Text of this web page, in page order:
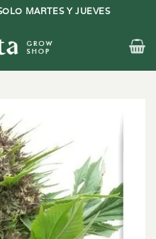
MARTES Y JUEVES